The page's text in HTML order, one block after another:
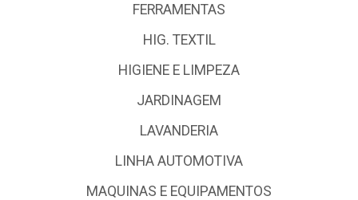
FERRAMENTAS
HIG. TEXTIL
HIGIENE E LIMPEZA
JARDINAGEM
LAVANDERIA
LINHA AUTOMOTIVA
MAQUINAS E EQUIPAMENTOS